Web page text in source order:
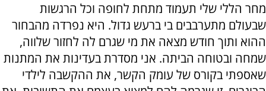
מחר הללי שלי תעמוד מתחת לחופה וכל הרגשות
שבעולם מתערבבים בי ברעש גדול. היא נפרדה מהבחור
ההוא ותוך חודש מצאה את מי שגרם לה לחזור שלווה,
שמחה ובטוחה הביתה. אני מסדרת בעדינות את המתנות
שאספתי בקורס של עומק הקשר, את ההקשבה לילדי